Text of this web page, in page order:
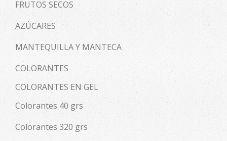
FRUTOS SECOS
AZÚCARES
MANTEQUILLA Y MANTECA
COLORANTES
COLORANTES EN GEL
Colorantes 40 grs
Colorantes 320 grs